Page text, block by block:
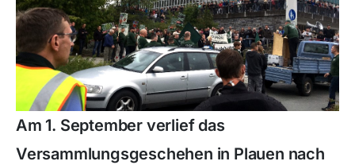
Am 1. September verlief das
Versammlungsgeschehen in Plauen nach